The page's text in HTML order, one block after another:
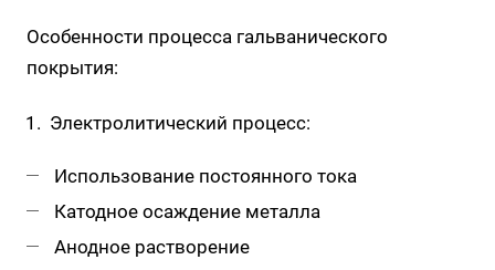
Особенности процесса гальванического
покрытия:
Электролитический процесс:
Использование постоянного тока
Катодное осаждение металла
Анодное растворение